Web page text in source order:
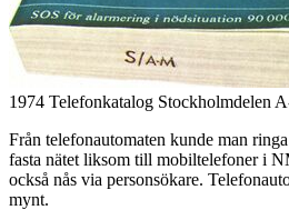
1974 Telefonkatalog Stockholmdelen
Från telefonautomaten kunde man
fasta nätet liksom till mobiltelefoner i
också nås via personsökare.
mynt.